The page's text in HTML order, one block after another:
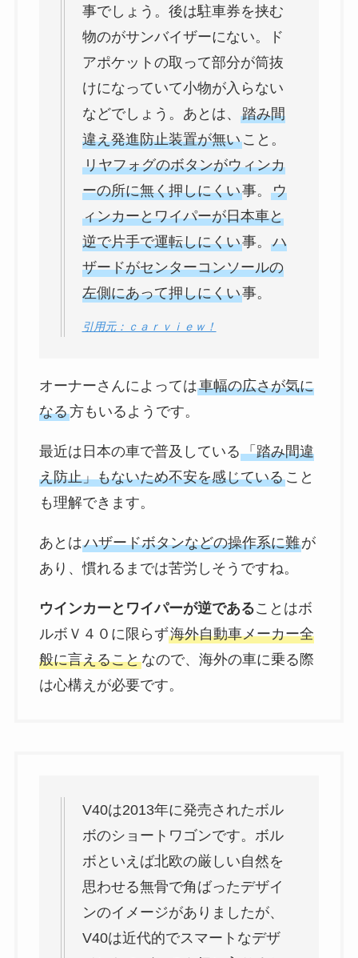
事でしょう。後は駐車券を挟む
物のがサンバイザーにない。ド
アポケットの取って部分が筒抜
けになっていて小物が入らない
などでしょう。あとは、 踏み間
違え発進防止装置が無いこと。
リヤフォグのボタンがウィンカ
ーの所に無く押しにくい事。 ウ
ィンカーとワイパーが日本車と
逆で片手で運転しにくい事。 ハ
ザードがセンターコンソールの
左側にあって押しにくい事。
引用元：ｃａｒｖｉｅｗ！
オーナーさんによっては車幅の広さが気に
なる方もいるようです。
最近は日本の車で普及している「踏み間違
え防止」もないため不安を感じていること
も理解できます。
あとはハザードボタンなどの操作系に難が
あり、慣れるまでは苦労しそうですね。
ウインカーとワイパーが逆であることはボ
ルボＶ４０に限らず海外自動車メーカー全
般に言えることなので、海外の車に乗る際
は心構えが必要です。
V40は2013年に発売されたボル
ボのショートワゴンです。ボル
ボといえば北欧の厳しい自然を
思わせる無骨で角ばったデザイ
ンのイメージがありましたが、
V40は近代的でスマートなデザ